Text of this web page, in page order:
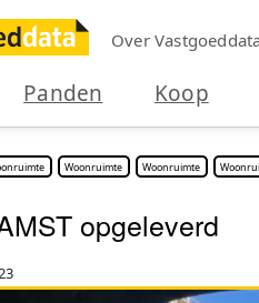
Over
Panden Koop
Woonruimte Woonruimte
opgeleverd